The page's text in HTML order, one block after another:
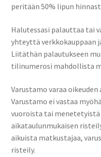
Yhteystiedot
peritään 50% lipun
Halutessasi palauttaa tai
yhteyttä verkkokauppaan
Liitäthän palautukseen
tilinumerosi mahdollista
Varustamo varaa
Varustamo ei vastaa
vuoroista tai
aikataulunmukaisen
aikuista matkustajaa,
risteily.